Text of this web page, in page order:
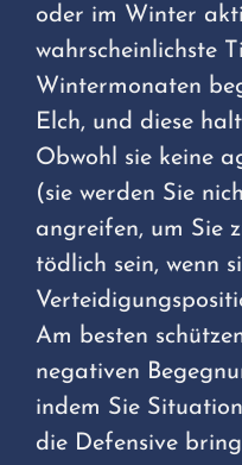
oder im Winter
wahrscheinlichste
Wintermonaten
Elch, und diese
Obwohl sie keine
(sie werden Sie
angreifen, um Sie
tödlich sein, wenn
Am besten
negativen
indem Sie
die Defensive